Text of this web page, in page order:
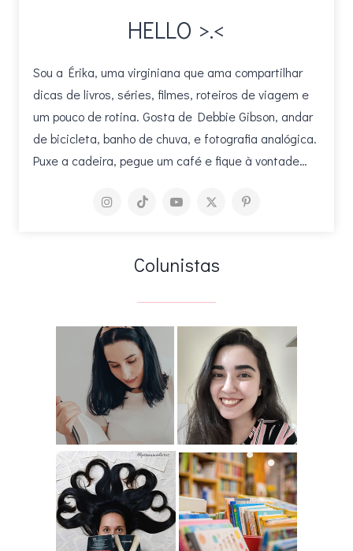
HELLO >.<
Sou a Érika, uma virginiana que ama compartilhar
dicas de livros, séries, filmes, roteiros de viagem e
um pouco de rotina. Gosta de Debbie Gibson, andar
de bicicleta, banho de chuva, e fotografia analógica.
Puxe a cadeira, pegue um café e fique à vontade…
Colunistas